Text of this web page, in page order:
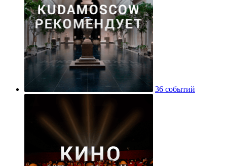
36 событий